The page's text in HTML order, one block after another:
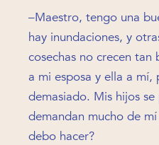
–Maestro, tengo una
hay inundaciones, y
cosechas no crecen
a mi esposa y ella a mí,
demasiado. Mis hijos
demandan mucho de
debo hacer?